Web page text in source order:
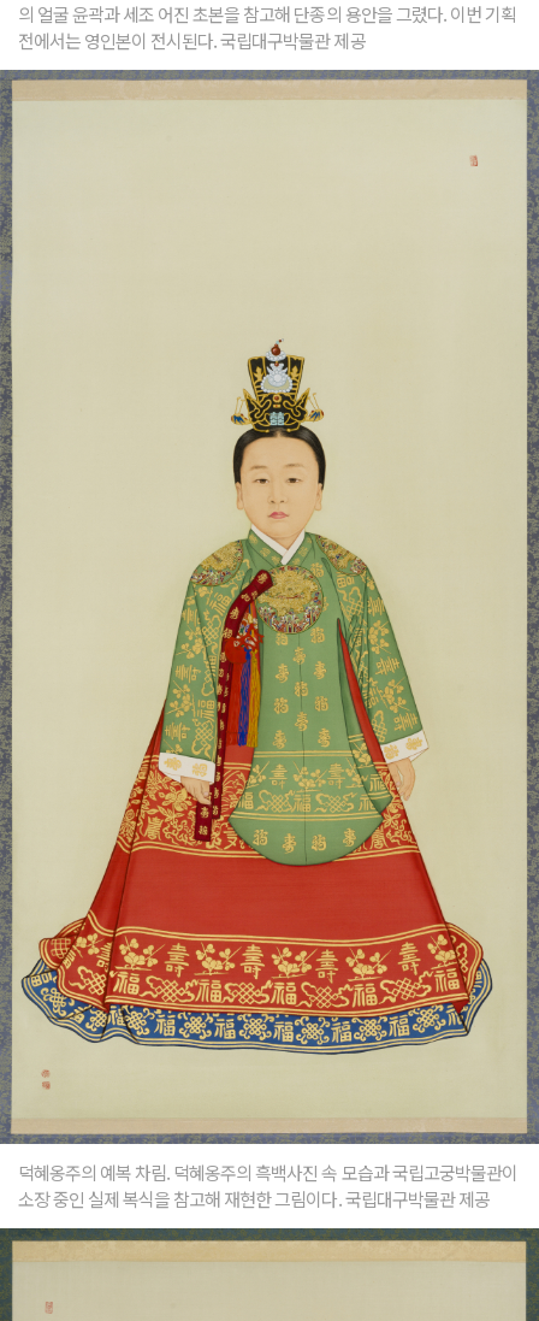
의 얼굴 윤곽과 세조 어진 초본을 참고해 단종의 용안을 그렸다. 이번 기획
전에서는 영인본이 전시된다. 국립대구박물관 제공
덕혜옹주의 예복 차림. 덕혜옹주의 흑백사진 속 모습과 국립고궁박물관이
소장 중인 실제 복식을 참고해 재현한 그림이다. 국립대구박물관 제공